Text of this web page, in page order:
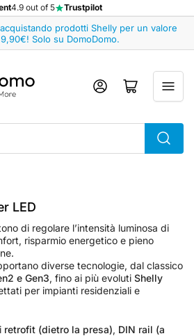
4.9 out of 5 Trustpilot
prodotti Shelly per un valore
Solo su DomoDomo.
AccediApri il mini carrello
LED
di regolare l’intensità luminosa di
risparmio energetico e pieno
diverse tecnologie, dal classico
e Gen3, fino ai più evoluti Shelly
per impianti residenziali e
retrofit (dietro la presa), DIN rail (a